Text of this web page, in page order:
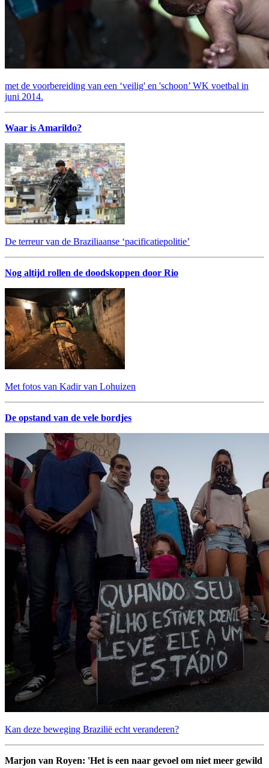
met de voorbereiding van een ‘veilig' en 'schoon’ WK voetbal in
juni 2014.
Waar is Amarildo?
De terreur van de Braziliaanse ‘pacificatiepolitie’
Nog altijd rollen de doodskoppen door Rio
Met fotos van Kadir van Lohuizen
De opstand van de vele bordjes
Kan deze beweging Brazilië echt veranderen?
Marjon van Royen: 'Het is een naar gevoel om niet meer gewild